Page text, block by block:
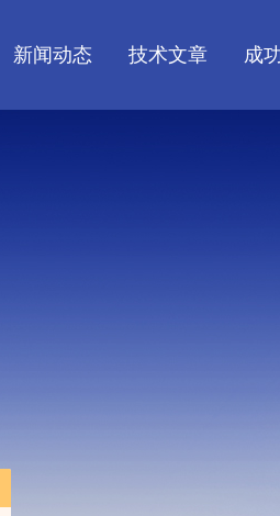
新闻动态 技术文章 成